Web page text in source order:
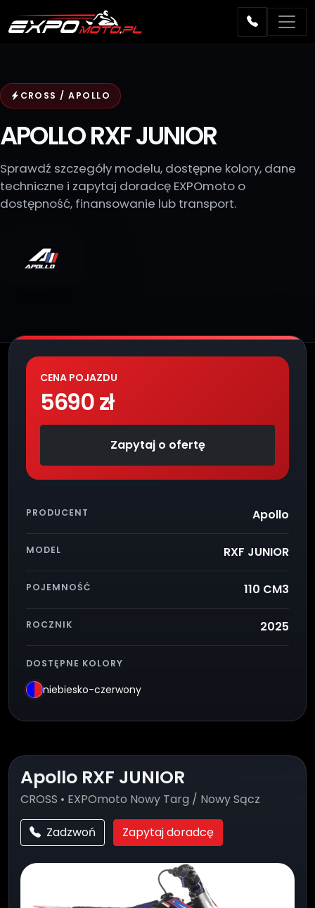
CROSS / APOLLO
APOLLO RXF JUNIOR
Sprawdź szczegóły modelu, dostępne kolory, dane
techniczne i zapytaj doradcę EXPOmoto o
dostępność, finansowanie lub transport.
CENA POJAZDU
5690 zł
Zapytaj o ofertę
PRODUCENT Apollo
MODEL RXF JUNIOR
POJEMNOŚĆ 110 CM3
ROCZNIK 2025
DOSTĘPNE KOLORY
niebiesko-czerwony
Apollo RXF JUNIOR
CROSS • EXPOmoto Nowy Targ / Nowy Sącz
Zadzwoń Zapytaj doradcę